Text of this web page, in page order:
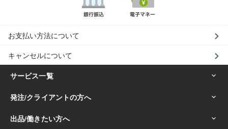
お支払い方法について
キャンセルについて